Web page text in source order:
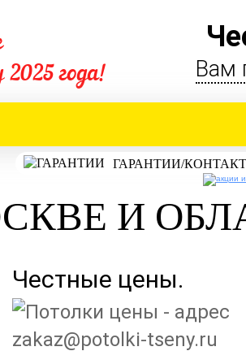
2025 года!
Вам
ГАРАНТИИ/
И
Честные цены.
zakaz@potolki-tseny.ru